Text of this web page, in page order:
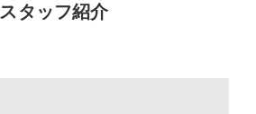
スタッフ紹介